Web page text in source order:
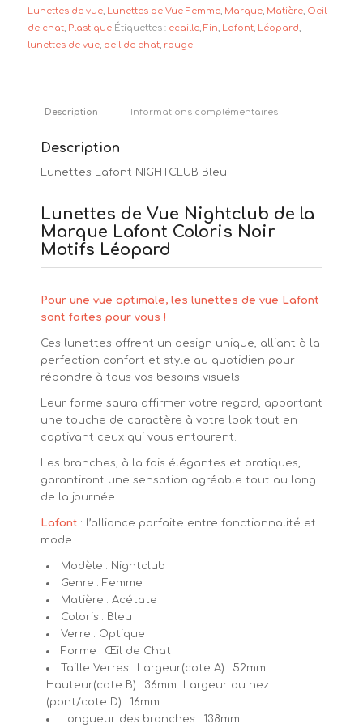
Lunettes de vue, Lunettes de Vue Femme, Marque, Matière, Oeil
de chat, Plastique Étiquettes : ecaille, Fin, Lafont, Léopard,
lunettes de vue, oeil de chat, rouge
Description Informations complémentaires
Description
Lunettes Lafont NIGHTCLUB Bleu
Lunettes de Vue Nightclub de la
Marque Lafont Coloris Noir
Motifs Léopard
Pour une vue optimale, les lunettes de vue Lafont
sont faites pour vous !
Ces lunettes offrent un design unique, alliant à la
perfection confort et style au quotidien pour
répondre à tous vos besoins visuels.
Leur forme saura affirmer votre regard, apportant
une touche de caractère à votre look tout en
captivant ceux qui vous entourent.
Les branches, à la fois élégantes et pratiques,
garantiront une sensation agréable tout au long
de la journée.
Lafont : l’alliance parfaite entre fonctionnalité et
mode.
Modèle : Nightclub
Genre : Femme
Matière : Acétate
Coloris : Bleu
Verre : Optique
Forme : Œil de Chat
Taille Verres : Largeur(cote A): 52mm
Hauteur(cote B) : 36mm Largeur du nez
(pont/cote D) : 16mm
Longueur des branches : 138mm